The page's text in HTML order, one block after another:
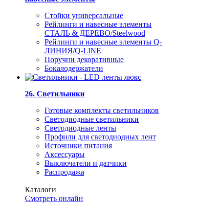
Стойки универсальные
Рейлинги и навесные элементы
СТАЛЬ & ДЕРЕВО/Steelwood
Рейлинги и навесные элементы Q-
ЛИНИЯ/Q-LINE
Поручни декоративные
Бокалодержатели
26. Светильники
Готовые комплекты светильников
Светодиодные светильники
Светодиодные ленты
Профили для светодиодных лент
Источники питания
Аксессуары
Выключатели и датчики
Распродажа
Каталоги
Смотреть онлайн